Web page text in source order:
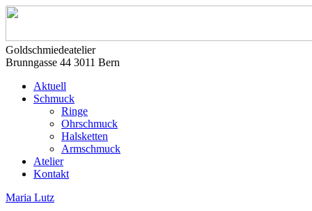
Goldschmiedeatelier
Brunngasse 44 3011 Bern
Aktuell
Schmuck
Ringe
Ohrschmuck
Halsketten
Armschmuck
Atelier
Kontakt
Maria Lutz